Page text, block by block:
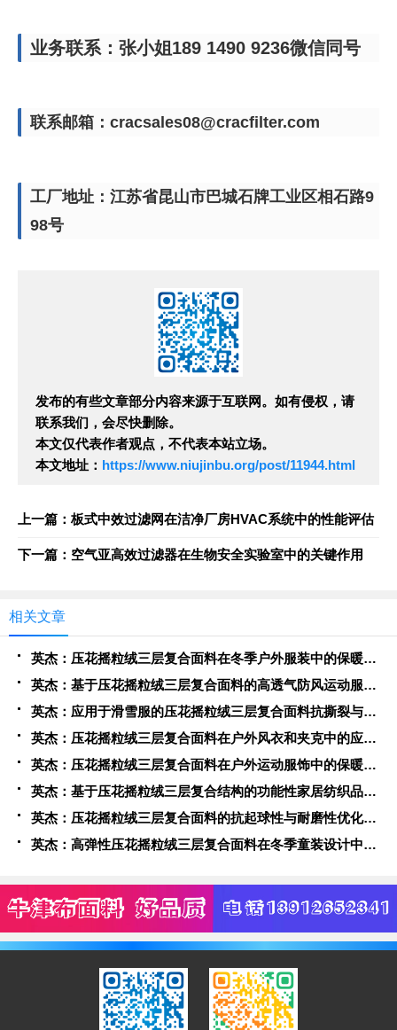
业务联系：张小姐189 1490 9236微信同号
联系邮箱：cracsales08@cracfilter.com
工厂地址：江苏省昆山市巴城石牌工业区相石路9
98号
发布的有些文章部分内容来源于互联网。如有侵权，请
联系我们，会尽快删除。
本文仅代表作者观点，不代表本站立场。
本文地址： https://www.niujinbu.org/post/11944.html
上一篇：板式中效过滤网在洁净厂房HVAC系统中的性能评估
下一篇：空气亚高效过滤器在生物安全实验室中的关键作用
相关文章
英杰：压花摇粒绒三层复合面料在冬季户外服装中的保暖性能优化研究
英杰：基于压花摇粒绒三层复合面料的高透气防风运动服饰开发
英杰：应用于滑雪服的压花摇粒绒三层复合面料抗撕裂与耐磨性提升技术
英杰：压花摇粒绒三层复合面料在户外风衣和夹克中的应用与性能
英杰：压花摇粒绒三层复合面料在户外运动服饰中的保暖与透气性能研究
英杰：基于压花摇粒绒三层复合结构的功能性家居纺织品开发与应用
英杰：压花摇粒绒三层复合面料的抗起球性与耐磨性优化技术分析
英杰：高弹性压花摇粒绒三层复合面料在冬季童装设计中的应用实践